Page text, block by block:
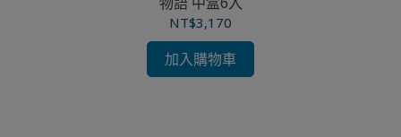
NT$3,170
加入購物車